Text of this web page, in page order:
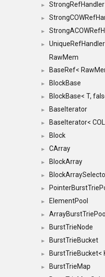
► StrongRefHandler
►
►
►
UniqueRefHandler
RawMem
► BaseRef<
► BlockBase
► BlockBase< T,
► BaseIterator
► BaseIterator<
► Block
► CArray
► BlockArray
►
►
► ElementPool
► ArrayBurstTriePool
► BurstTrieNode
► BurstTrieBucket
► BurstTrieBucket<
►
BurstTrieMap